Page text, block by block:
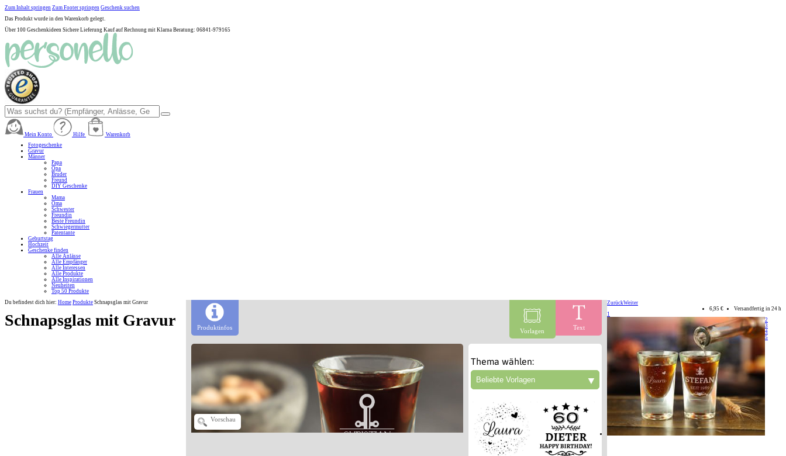
Zum Inhalt springen Zum Footer springen Geschenk suchen
Das Produkt wurde in den Warenkorb gelegt.
Über 100 Geschenkideen Sichere Lieferung Kauf auf Rechnung mit Klarna Beratung: 06841-979165
Mein Konto Hilfe
Warenkorb
Fotogeschenke
Gravur
Männer
Papa
Opa
Bruder
Freund
DIY Geschenke
Frauen
Mama
Oma
Schwester
Freundin
Beste Freundin
Schwiegermutter
Patentante
Geburtstag
Hochzeit
Geschenke finden
Alle Anlässe
Alle Empfänger
Alle Interessen
Alle Produkte
Alle Inspirationen
Neuheiten
Top 50 Produkte
Du befindest dich hier: Home Produkte Schnapsglas mit Gravur
Schnapsglas mit Gravur
6,95 € Versandfertig in 24 h
Produktinfos Vorlagen Text
Vorschau
Thema wählen:
▼
ZurückWeiter
1
2
3
4
5